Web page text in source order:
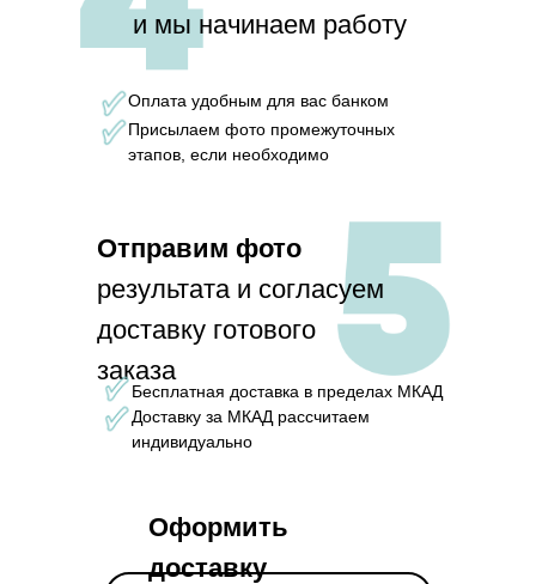
Бесплатная доставка в пределах МКАД
Доставку за МКАД рассчитаем
индивидуально
Присылаем фото промежуточных
этапов, если необходимо
Оплата удобным для вас банком
и мы начинаем работу
Отправим фото
результата и согласуем
доставку готового
заказа
Оформить
доставку